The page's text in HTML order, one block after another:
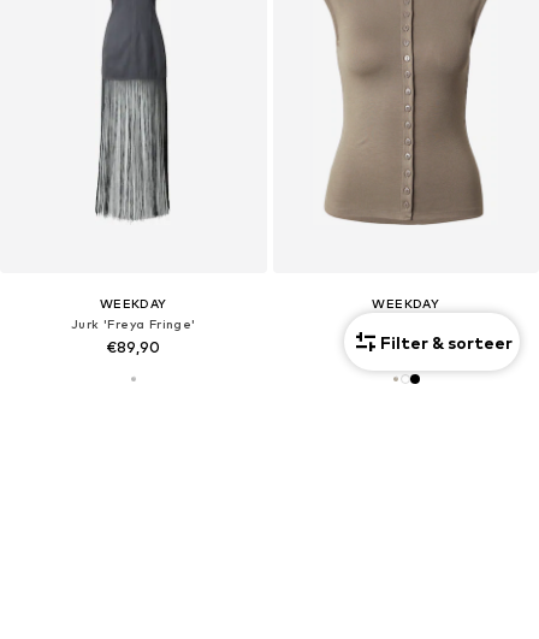
WEEKDAY
Jurk 'Freya Fringe'
€89,90
WEEKDAY
€27,90
Filter & sorteer